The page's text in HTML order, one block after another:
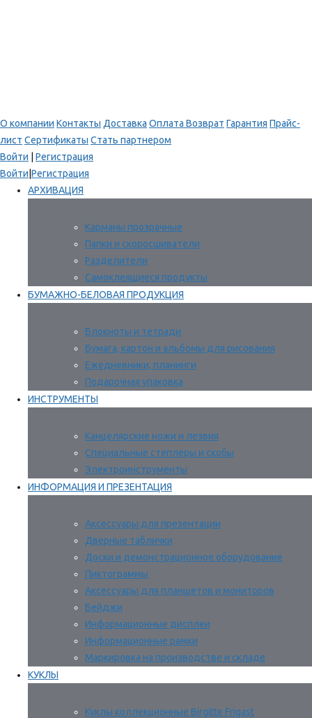
О компании Контакты Доставка Оплата Возврат Гарантия Прайс-
лист Сертификаты Стать партнером
Войти
Регистрация
Войти Регистрация
АРХИВАЦИЯ
Карманы прозрачные
Папки и скоросшиватели
Разделители
Самоклеящиеся продукты
БУМАЖНО-БЕЛОВАЯ ПРОДУКЦИЯ
Блокноты и тетради
Бумага, картон и альбомы для рисования
Ежедневники, планинги
Подарочная упаковка
ИНСТРУМЕНТЫ
Канцелярские ножи и лезвия
Специальные степлеры и скобы
Электроинструменты
ИНФОРМАЦИЯ И ПРЕЗЕНТАЦИЯ
Аксессуары для презентации
Дверные таблички
Доски и демонстрационное оборудование
Пиктограммы
Аксессуары для планшетов и мониторов
Бейджи
Информационные дисплеи
Информационные рамки
Маркировка на производстве и складе
КУКЛЫ
Куклы коллекционные Birgitte Frigast